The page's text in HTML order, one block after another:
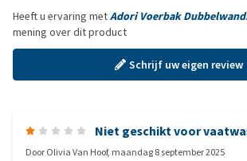
Heeft u ervaring metAdori Voerbak
mening over dit product
Schrijf uw eigen review
Niet geschikt voor
DoorOlivia Van Hoof, maandag 8 september 2025